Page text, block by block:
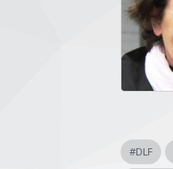
#DLF